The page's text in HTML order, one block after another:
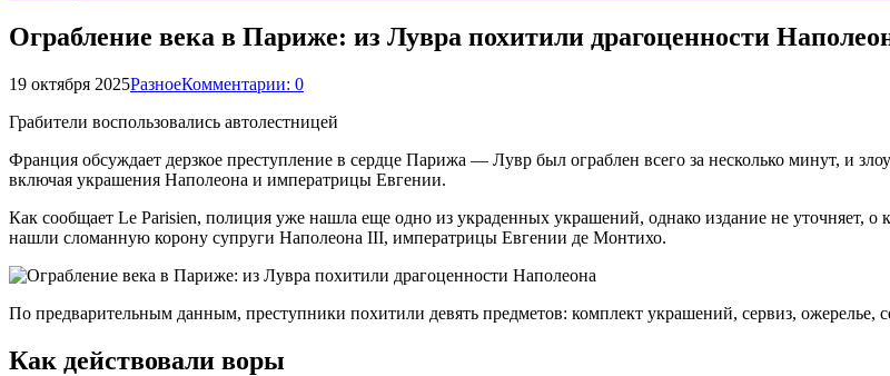
Ограбление века в Париже: из Лувра похитили драгоценности
19 октября 2025РазноеКомментарии: 0
Грабители воспользовались автолестницей
Франция обсуждает дерзкое преступление в сердце Парижа — Лувр был ограблен всего за несколько минут, и
включая украшения Наполеона и императрицы Евгении.
Как сообщает Le Parisien, полиция уже нашла еще одно из украденных украшений, однако издание не уточняет, о
нашли сломанную корону супруги Наполеона III, императрицы Евгении де Монтихо.
По предварительным данным, преступники похитили девять предметов: комплект украшений, сервиз, ожерелье,
Как действовали воры